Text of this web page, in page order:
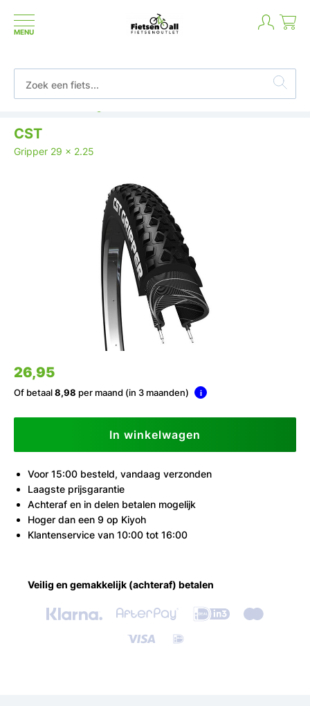
MENU
CST
Gripper 29 x 2.25
26,95
Of betaal8,98 per maand (in 3 maanden) i
In winkelwagen
Voor 15:00 besteld, vandaag verzonden
Laagste prijsgarantie
Achteraf en in delen betalen mogelijk
Hoger dan een 9 op Kiyoh
Klantenservice van 10:00 tot 16:00
Veilig en gemakkelijk (achteraf) betalen